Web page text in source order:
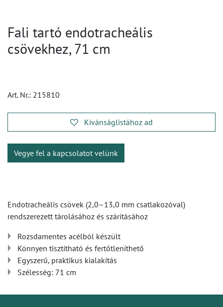
Fali tartó endotracheális
csövekhez, 71 cm
Art. Nr.: 215810
Kívánságlistához ad
Vegye fel a kapcsolatot velünk
Endotracheális csövek (2,0–13,0 mm csatlakozóval)
rendszerezett tárolásához és szárításához
Rozsdamentes acélból készült
Könnyen tisztítható és fertőtleníthető
Egyszerű, praktikus kialakítás
Szélesség: 71 cm